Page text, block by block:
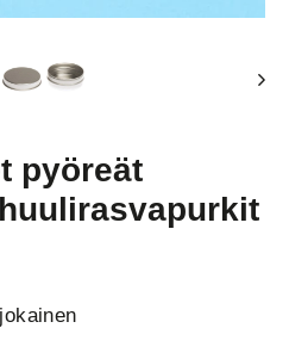
pyöreät